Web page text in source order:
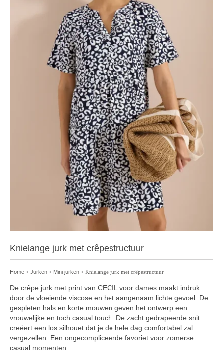
Knielange jurk met crêpestructuur
Home > Jurken > Mini jurken > Knielange jurk met crêpestructuur
De crêpe jurk met print van CECIL voor dames maakt indruk
door de vloeiende viscose en het aangenaam lichte gevoel. De
gespleten hals en korte mouwen geven het ontwerp een
vrouwelijke en toch casual touch. De zacht gedrapeerde snit
creëert een los silhouet dat je de hele dag comfortabel zal
vergezellen. Een ongecompliceerde favoriet voor zomerse
casual momenten.